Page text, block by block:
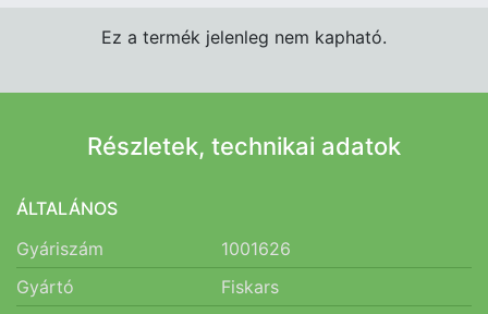
Ez a termék jelenleg nem kapható.
Részletek, technikai adatok
ÁLTALÁNOS
Gyáriszám
1001626
Gyártó
Fiskars